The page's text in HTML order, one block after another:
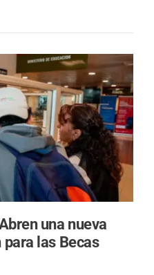
una nueva
las Becas